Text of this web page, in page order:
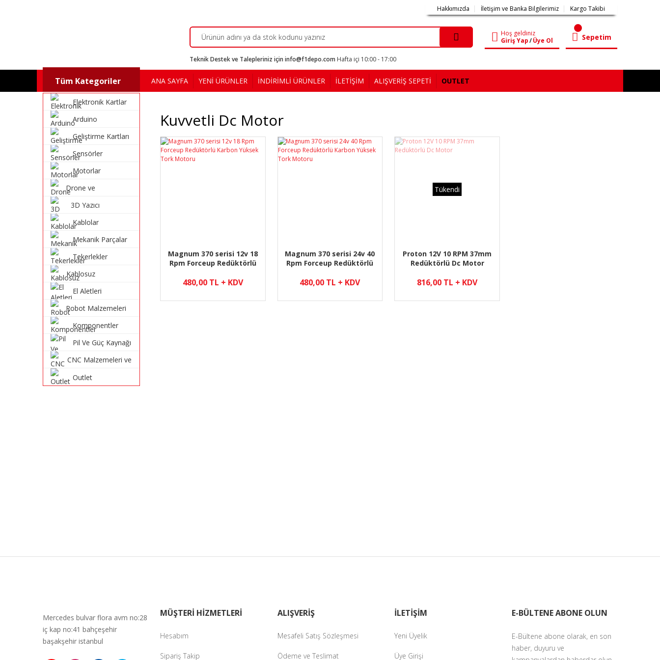
Hakkımızda İletişim ve Banka Bilgilerimiz Kargo Takibi
Hoş geldiniz
Giriş Yap/Üye Ol Sepetim
Teknik Destek ve Talepleriniz için info@f1depo.com Hafta içi 10:00 - 17:00
Tüm Kategoriler
Elektronik Kartlar
Arduino
Geliştirme Kartları
Sensörler
Motorlar
Drone ve
Malzemeleri
3D Yazıcı
Kablolar
Mekanik Parçalar
Tekerlekler
Kablosuz
Sistemleri
El Aletleri
Robot Malzemeleri
Komponentler
Pil Ve Güç Kaynağı
CNC Malzemeleri ve
Outlet
ANA SAYFA YENİ ÜRÜNLER İNDİRİMLİ ÜRÜNLER İLETİŞİM ALIŞVERİŞ SEPETİ OUTLET
Kuvvetli Dc Motor
Magnum 370 serisi 12v 18
Rpm Forceup Redüktörlü
Motoru
480,00 TL + KDV
Magnum 370 serisi 24v 40
Rpm Forceup Redüktörlü
Motoru
480,00 TL + KDV
Tükendi
Proton 12V 10 RPM 37mm
Redüktörlü Dc Motor
816,00 TL + KDV
Mercedes bulvar flora avm no:28
iç kap no:41 bahçeşehir
başakşehir istanbul
MÜŞTERİ HİZMETLERİ
Hesabım
Sipariş Takip
ALIŞVERİŞ
Mesafeli Satış Sözleşmesi
Ödeme ve Teslimat
İLETİŞİM
Yeni Üyelik
Üye Girişi
E-BÜLTENE ABONE OLUN
E-Bültene abone olarak, en son
haber, duyuru ve